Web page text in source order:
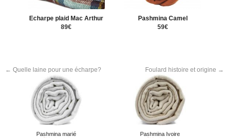
Echarpe plaid Mac Arthur
89€
Pashmina Camel
59€
← Quelle laine pour une écharpe? Foulard histoire et origine →